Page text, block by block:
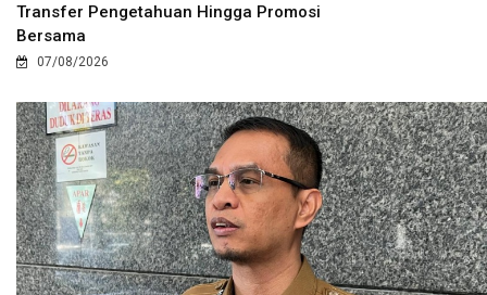
Transfer Pengetahuan Hingga Promosi
Bersama
07/08/2026